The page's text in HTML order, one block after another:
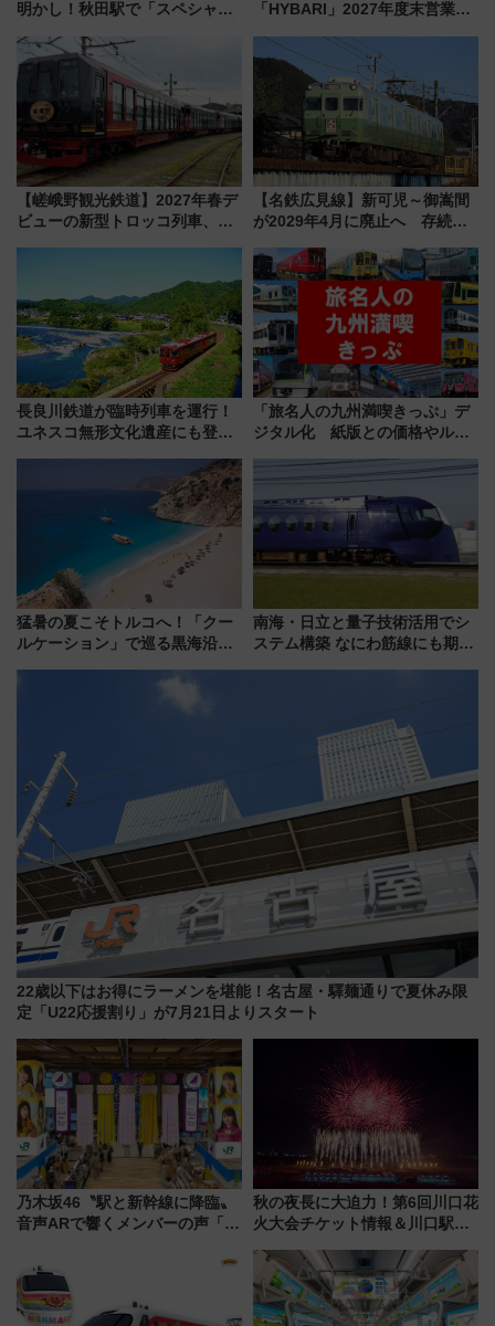
明かし！秋田駅で「スペシャル
法は？
「HYBARI」2027年度末営業運
で水素利活用が加速
【嵯峨野観光鉄道】2027年春デ
ビューの新型トロッコ列車、い
【名鉄広見線】新可児～御嵩間
が2029年4月に廃止へ 存続協
長良川鉄道が臨時列車を運行！
ユネスコ無形文化遺産にも登録
に 乗車には予約が必要
「旅名人の九州満喫きっぷ」デ
ジタル化 紙版との価格やルー
猛暑の夏こそトルコへ！「クー
ルケーション」で巡る黒海沿岸
連検索数が前年比237％増、ナ
南海・日立と量子技術活用でシ
ステム構築 なにわ筋線にも期待
22歳以下はお得にラーメンを堪能！名古屋・驛麺通りで夏休み限
定「U22応援割り」が7月21日よりスタート
乃木坂46〝駅と新幹線に降臨〟
音声ARで響くメンバーの声「真
秋の夜長に大迫力！第6回川口花
火大会チケット情報＆川口駅か